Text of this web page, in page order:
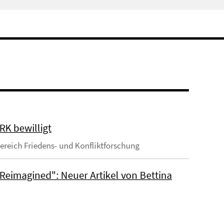
bewilligt
Friedens- und Konfliktforschung
Neuer Artikel von Bettina